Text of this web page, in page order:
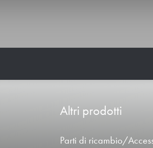
Altri prodotti
Parti di ricambio/